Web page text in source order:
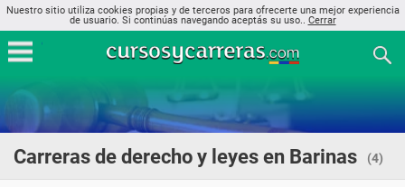
Nuestro sitio utiliza cookies propias y de terceros para ofrecerte una mejor experiencia
de usuario. Si continúas navegando aceptás su uso.. Cerrar
Carreras de derecho y leyes en Barinas (4)